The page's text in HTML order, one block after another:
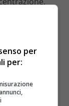
e
a valutare
il
per
per: